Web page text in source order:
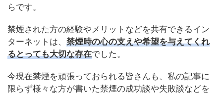
らです。
禁煙された方の経験やメリットなどを共有できるイン
ターネットは、 禁煙時の心の支えや希望を与えてくれ
るとっても大切な存在でした。
今現在禁煙を頑張っておられる皆さんも、私の記事に
限らず様々な方が書いた禁煙の成功談や失敗談などを